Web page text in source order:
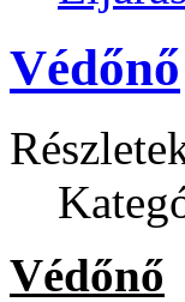
Védőnő
Védőnő